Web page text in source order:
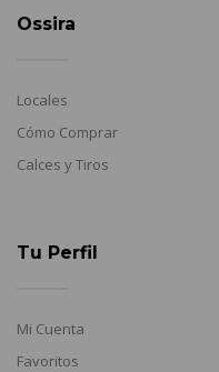
Ossira
Locales
Cómo Comprar
Calces y Tiros
Tu Perfil
Mi Cuenta
Favoritos